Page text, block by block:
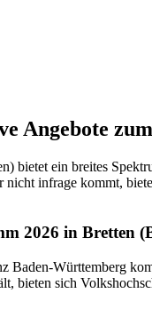
Angebote
bietet ein breites
infrage kommt,
2026 in Bretten
Baden-Württemberg
bieten sich